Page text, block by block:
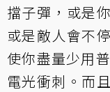
擋子彈，或是
或是敵人會不
使你盡量少用
電光衝刺。而